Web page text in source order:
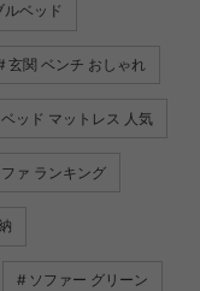
ルベッド
玄関 ベンチ おしゃれ
ベッド マットレス 人気
ファ ランキング
ソファー グリーン